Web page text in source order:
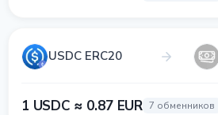
USDC ERC20
1 USDC ≈ 0.87 EUR 7 обменников